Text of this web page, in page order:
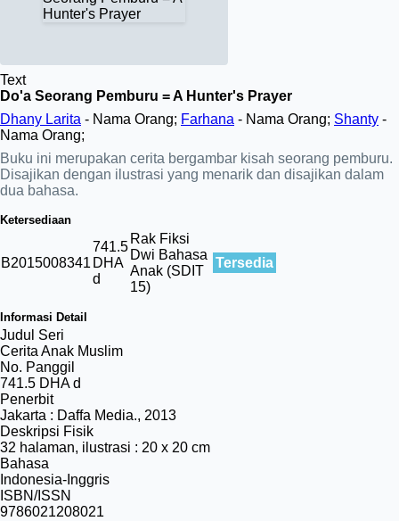
Text
Do'a Seorang Pemburu = A Hunter's Prayer
Dhany Larita - Nama Orang; Farhana - Nama Orang; Shanty -
Nama Orang;
Buku ini merupakan cerita bergambar kisah seorang pemburu.
Disajikan dengan ilustrasi yang menarik dan disajikan dalam
dua bahasa.
Ketersediaan
B2015008341
741.5
DHA
d
Rak Fiksi
Dwi Bahasa
Anak (SDIT
15)
Tersedia
Informasi Detail
Judul Seri
Cerita Anak Muslim
No. Panggil
741.5 DHA d
Penerbit
Jakarta : Daffa Media., 2013
Deskripsi Fisik
32 halaman, ilustrasi : 20 x 20 cm
Bahasa
Indonesia-Inggris
ISBN/ISSN
9786021208021